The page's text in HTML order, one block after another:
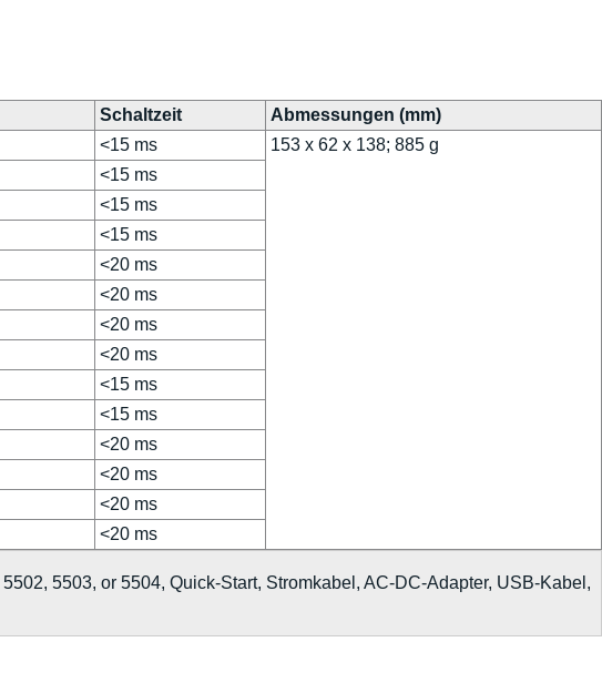
Schaltzeit
Abmessungen (mm)
<15 ms
153 x 62 x 138; 885 g
<15 ms
<15 ms
<15 ms
<20 ms
<20 ms
<20 ms
<20 ms
<15 ms
<15 ms
<20 ms
<20 ms
<20 ms
<20 ms
5503, or 5504, Quick-Start, Stromkabel, AC-DC-Adapter, USB-Kabel,